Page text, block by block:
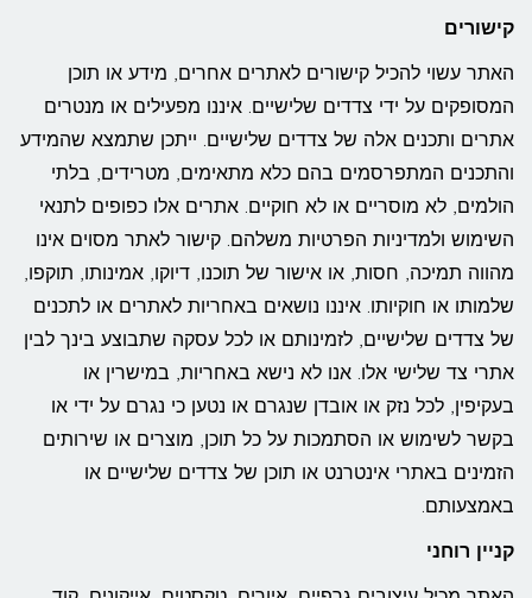
קישורים
האתר עשוי להכיל קישורים לאתרים אחרים, מידע או תוכן
המסופקים על ידי צדדים שלישיים. איננו מפעילים או מנטרים
אתרים ותכנים אלה של צדדים שלישיים. ייתכן שתמצא שהמידע
והתכנים המתפרסמים בהם כלא מתאימים, מטרידים, בלתי
הולמים, לא מוסריים או לא חוקיים. אתרים אלו כפופים לתנאי
השימוש ולמדיניות הפרטיות משלהם. קישור לאתר מסוים אינו
מהווה תמיכה, חסות, או אישור של תוכנו, דיוקו, אמינותו, תוקפו,
שלמותו או חוקיותו. איננו נושאים באחריות לאתרים או לתכנים
של צדדים שלישיים, לזמינותם או לכל עסקה שתבוצע בינך לבין
אתרי צד שלישי אלו. אנו לא נישא באחריות, במישרין או
בעקיפין, לכל נזק או אובדן שנגרם או נטען כי נגרם על ידי או
בקשר לשימוש או הסתמכות על כל תוכן, מוצרים או שירותים
הזמינים באתרי אינטרנט או תוכן של צדדים שלישיים או
באמצעותם.
קניין רוחני